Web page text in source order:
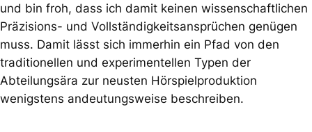
und bin froh, dass ich damit keinen wissenschaftlichen
Präzisions- und Vollständigkeitsansprüchen genügen
muss. Damit lässt sich immerhin ein Pfad von den
traditionellen und experimentellen Typen der
Abteilungsära zur neusten Hörspielproduktion
wenigstens andeutungsweise beschreiben.